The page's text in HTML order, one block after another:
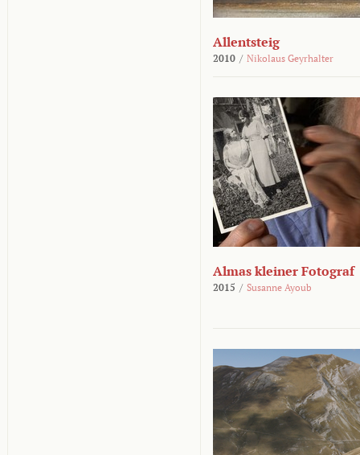
Allentsteig
2010 / Nikolaus Geyrhalter
Almas kleiner Fotograf
2015 / Susanne Ayoub